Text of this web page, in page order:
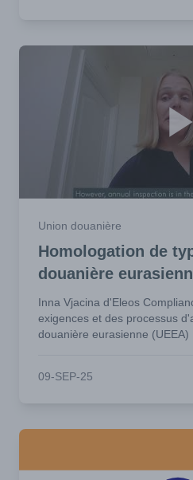
Union douanière
Homologation de
douanière
Inna Vjacina d'Eleos
exigences et des processus
douanière eurasienne (UEEA)
09-SEP-25